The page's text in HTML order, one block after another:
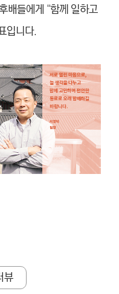
배들에게 “함께 일하고
입니다.
뷰